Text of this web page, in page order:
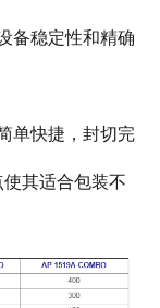
备稳定性和精确
单快捷，封切完
其适合包装不